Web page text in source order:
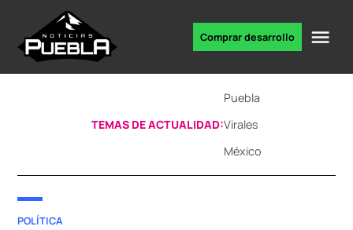
content
Comprar desarrollo
TEMAS DE ACTUALIDAD:
Puebla
Virales
México
POSTED
POLÍTICA